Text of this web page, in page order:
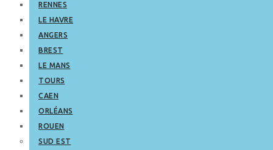
RENNES
LE HAVRE
ANGERS
BREST
LE MANS
TOURS
CAEN
ORLÉANS
ROUEN
SUD EST